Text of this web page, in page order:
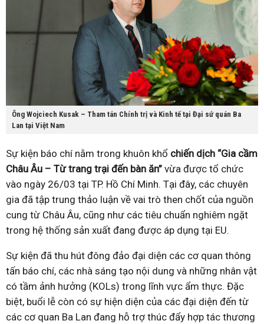
Ông Wojciech Kusak – Tham tán Chính trị và Kinh tế tại Đại sứ quán Ba
Lan tại Việt Nam
Sự kiện báo chí nằm trong khuôn khổ chiến dịch “Gia cầm
Châu Âu – Từ trang trại đến bàn ăn” vừa được tổ chức
vào ngày 26/03 tại TP. Hồ Chí Minh. Tại đây, các chuyên
gia đã tập trung thảo luận về vai trò then chốt của nguồn
cung từ Châu Âu, cũng như các tiêu chuẩn nghiêm ngặt
trong hệ thống sản xuất đang được áp dụng tại EU.
Sự kiện đã thu hút đông đảo đại diện các cơ quan thông
tấn báo chí, các nhà sáng tạo nội dung và những nhân vật
có tầm ảnh hưởng (KOLs) trong lĩnh vực ẩm thực. Đặc
biệt, buổi lễ còn có sự hiện diện của các đại diện đến từ
các cơ quan Ba Lan đang hỗ trợ thúc đẩy hợp tác thương